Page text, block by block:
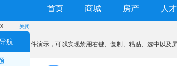
首页 商城 房产 人才
关闭
航
x
本功能为插件演示，可以实现禁用右键、复制、粘贴、选中以
我知道了